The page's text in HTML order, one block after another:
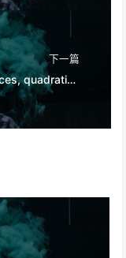
下一篇
EE263 Lecture 17 Symmetric matrices, quadratic forms, matrix norm and SVD